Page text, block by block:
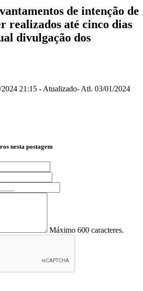
de intenção de
realizados até cinco dias
divulgação dos
21:15 - Atualizado- Atl. 03/01/2024
nesta postagem
Máximo 600 caracteres.